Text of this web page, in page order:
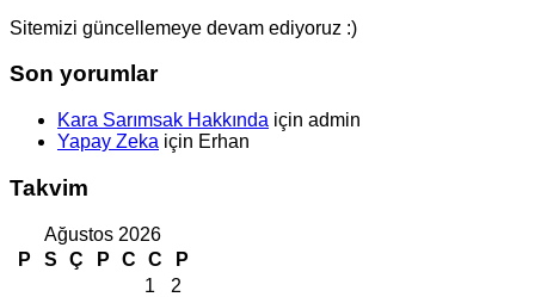
Sitemizi güncellemeye devam ediyoruz :)
Son yorumlar
Kara Sarımsak Hakkında için admin
Yapay Zeka için Erhan
Takvim
Ağustos 2026
P
S Ç P C C
P
1
2